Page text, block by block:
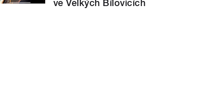
ve Velkých Bílovicích